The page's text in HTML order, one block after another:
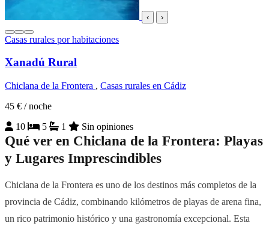
‹ ›
Casas rurales por habitaciones
Xanadú Rural
Chiclana de la Frontera , Casas rurales en Cádiz
45 € / noche
10
5 1 Sin opiniones
Qué ver en Chiclana de la Frontera: Playas
y Lugares Imprescindibles
Chiclana de la Frontera es uno de los destinos más completos de la
provincia de Cádiz, combinando kilómetros de playas de arena fina,
un rico patrimonio histórico y una gastronomía excepcional. Esta